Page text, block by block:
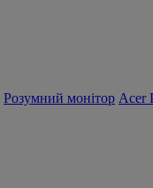
Розумний монітор Acer